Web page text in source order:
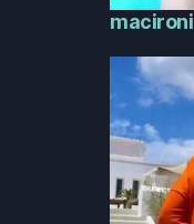
macironi